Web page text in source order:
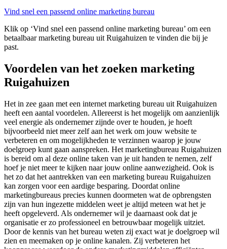
Vind snel een passend online marketing bureau
Klik op ‘Vind snel een passend online marketing bureau’ om een
betaalbaar marketing bureau uit Ruigahuizen te vinden die bij je
past.
Voordelen van het zoeken marketing
Ruigahuizen
Het in zee gaan met een internet marketing bureau uit Ruigahuizen
heeft een aantal voordelen. Allereerst is het mogelijk om aanzienlijk
veel energie als ondernemer zijnde over te houden, je hoeft
bijvoorbeeld niet meer zelf aan het werk om jouw website te
verbeteren en om mogelijkheden te verzinnen waarop je jouw
doelgroep kunt gaan aanspreken. Het marketingbureau Ruigahuizen
is bereid om al deze online taken van je uit handen te nemen, zelf
hoef je niet meer te kijken naar jouw online aanwezigheid. Ook is
het zo dat het aantrekken van een marketing bureau Ruigahuizen
kan zorgen voor een aardige besparing. Doordat online
marketingbureaus precies kunnen doormeten wat de opbrengsten
zijn van hun ingezette middelen weet je altijd meteen wat het je
heeft opgeleverd. Als ondernemer wil je daarnaast ook dat je
organisatie er zo professioneel en betrouwbaar mogelijk uitziet.
Door de kennis van het bureau weten zij exact wat je doelgroep wil
zien en meemaken op je online kanalen. Zij verbeteren het